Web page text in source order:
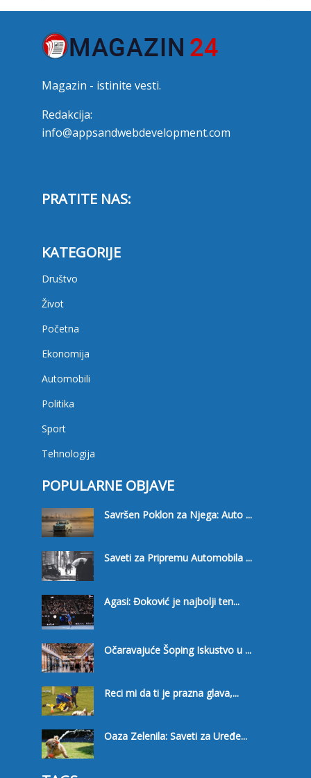
Magazin - istinite vesti.
Redakcija:
info@appsandwebdevelopment.com
PRATITE NAS:
KATEGORIJE
Društvo
Život
Početna
Ekonomija
Automobili
Politika
Sport
Tehnologija
POPULARNE OBJAVE
Savršen Poklon za Njega: Auto ...
Saveti za Pripremu Automobila ...
Agasi: Đoković je najbolji ten...
Očaravajuće Šoping Iskustvo u ...
Reci mi da ti je prazna glava,...
Oaza Zelenila: Saveti za Uređe...